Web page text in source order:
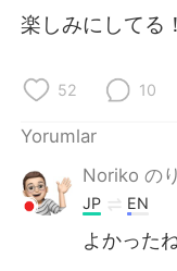
ไทย
Português
楽しみにしてる！
52 10
Yorumlar
Noriko の
JP EN
よかった